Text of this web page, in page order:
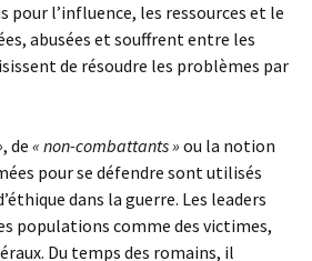
pour l’influence, les ressources et le
abusées et souffrent entre les
de résoudre les problèmes par
, de « non-combattants » ou la notion
pour se défendre sont utilisés
dans la guerre. Les leaders
populations comme des victimes,
Du temps des romains, il